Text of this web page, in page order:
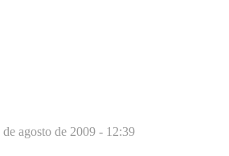
de agosto de 2009 - 12:39